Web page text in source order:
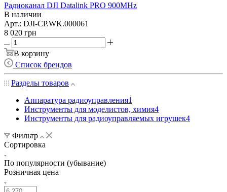
Радиоканал DJI Datalink PRO 900MHz
В наличии
Арт.: DJI-CP.WK.000061
8 020 грн
В корзину
Список брендов
Разделы товаров
Аппаратура радиоуправления1
Инструменты для моделистов, химия4
Инструменты для радиоуправляемых игрушек4
Фильтр
Сортировка
По популярности (убывание)
Розничная цена